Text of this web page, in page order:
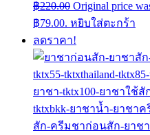
฿220.00 Original price
฿79.00. หยิบใส่ตะกร้า
ลดราคา!